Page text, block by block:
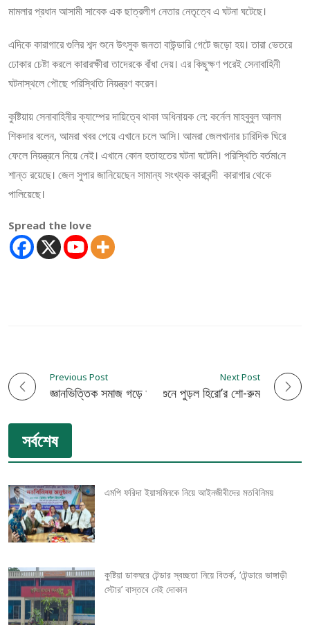
মামলার প্রধান আসামী সাবেক এক ছাত্রলীগ‌ নেতার নেতৃত্বে এ ঘটনা ঘটেছে।
এদিকে কারাগারে গু‌লির শব্দ শুনে উৎসুক জনতা বাউন্ডা‌রি গেটে জড়ো হয়। তারা ভেতরে
ঢোকার চেষ্টা করলে কারারক্ষীরা তাদেরকে বাঁধা দেয়। এর কিছুক্ষণ পরেই সেনাবা‌হিনী
ঘটনাস্থলে পৌছে প‌রি‌স্থি‌তি নিয়ন্ত্রণ করেন।
কু‌ষ্টিয়ায় সেনাবাহিনীর ক্যাম্পের দা‌য়িত্বে থাকা অ‌ধিনায়ক লে: কর্নেল মাহবুবুল আলম
শিকদার বলেন, আমরা খবর পেয়ে এখানে চলে আসি। আমরা জেলখানার চারিদিক ঘিরে
ফেলে নিয়ন্ত্রনে নিয়ে নেই। এখানে কোন হতাহতের ঘটনা ঘটে‌নি। প‌রি‌স্থি‌তি বর্তমা‌নে
শান্ত রয়েছে। জেল সুপার জা‌নিয়েছেন সামান্য সংখ্যক কারাবন্দী কারাগার থেকে
পা‌লিয়েছে।
Spread the love
P
o
t
n
a
v
i
Previous Post
জ্ঞানভিত্তিক সমাজ গড়ে তুলতে হবে : খালেদা জিয়া
Next Post
বিক্ষোভকারীদের আগুনে পুড়ল হিরো’র শো-রুম
সর্বশেষ
এমপি ফরিদা ইয়াসমিনকে নিয়ে আইনজীবীদের মতবিনিময়
কুষ্টিয়া ডাকঘরে টেন্ডার স্বচ্ছতা নিয়ে বিতর্ক, ‘টেন্ডারে ভাঙ্গাড়ী
স্টোর’ বাস্তবে নেই দোকান